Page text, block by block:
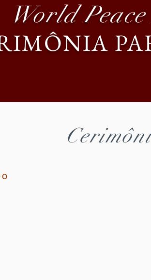
World